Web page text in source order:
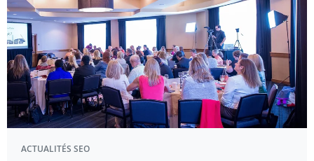
ACTUALITÉS SEO